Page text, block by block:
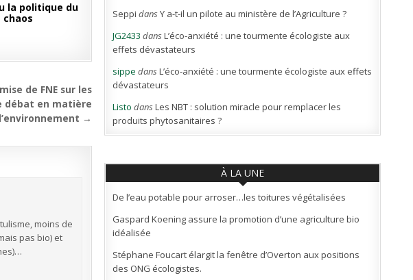
la politique du
chaos
de FNE sur les
débat en matière
→
moins de
pas bio) et
Seppi dansY a-t-il un pilote au ministère de l’Agriculture ?
JG2433 dansL’éco-anxiété : une tourmente écologiste aux
effets dévastateurs
sippe dansL’éco-anxiété : une tourmente écologiste aux effets
dévastateurs
Listo dansLes NBT : solution miracle pour remplacer les
produits phytosanitaires ?
À LA UNE
De l’eau potable pour arroser…les toitures végétalisées
Gaspard Koening assure la promotion d’une agriculture bio
idéalisée
Stéphane Foucart élargit la fenêtre d’Overton aux positions
des ONG écologistes.